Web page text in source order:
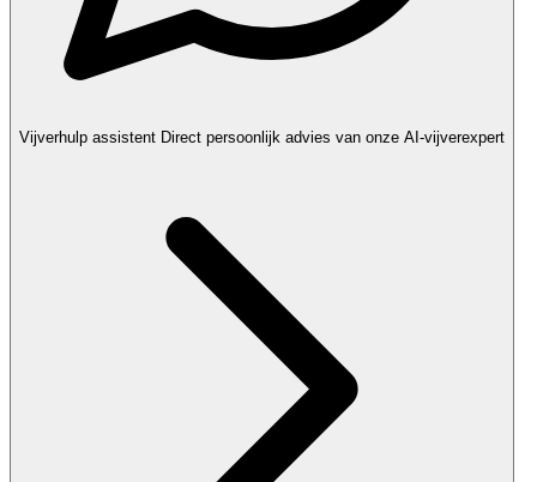
Vijverhulp assistent Direct persoonlijk advies van onze AI-vijverexpert